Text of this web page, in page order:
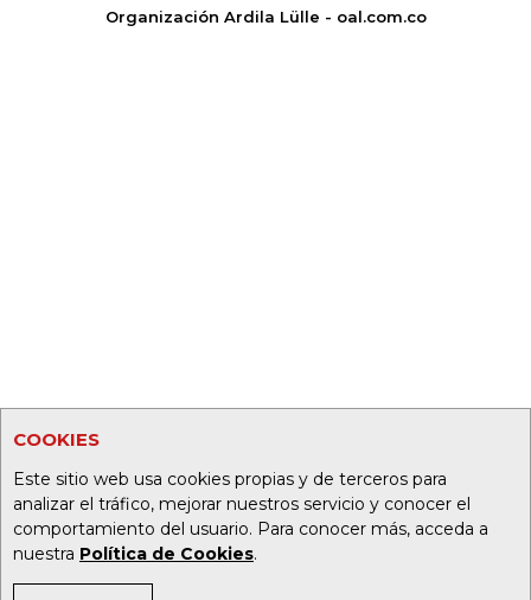
COOKIES
Este sitio web usa cookies propias y de terceros para
analizar el tráfico, mejorar nuestros servicio y conocer el
comportamiento del usuario. Para conocer más, acceda a
nuestra Política de Cookies.
Organización Ardila Lülle - oal.com.co